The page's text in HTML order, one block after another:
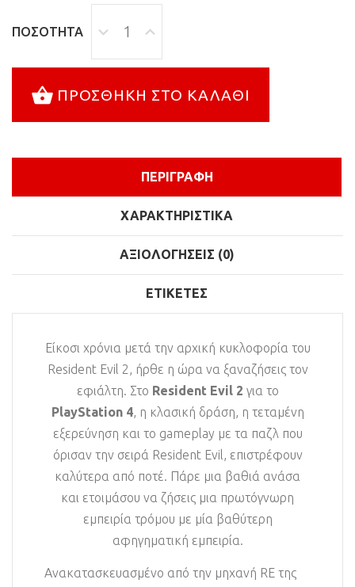
ΠΟΣΌΤΗΤΑ
ΠΡΟΣΘΉΚΗ ΣΤΟ ΚΑΛΆΘΙ
ΠΕΡΙΓΡΑΦΉ
ΧΑΡΑΚΤΗΡΙΣΤΙΚΆ
ΑΞΙΟΛΟΓΉΣΕΙΣ (0)
ΕΤΙΚΈΤΕΣ
Είκοσι χρόνια μετά την αρχική κυκλοφορία του
Resident Evil 2, ήρθε η ώρα να ξαναζήσεις τον
εφιάλτη. Στο Resident Evil 2 για το
PlayStation 4, η κλασική δράση, η τεταμένη
εξερεύνηση και το gameplay με τα παζλ που
όρισαν την σειρά Resident Evil, επιστρέφουν
καλύτερα από ποτέ. Πάρε μια βαθιά ανάσα
και ετοιμάσου να ζήσεις μια πρωτόγνωρη
εμπειρία τρόμου με μία βαθύτερη
αφηγηματική εμπειρία.
Ανακατασκευασμένο από την μηχανή RE της